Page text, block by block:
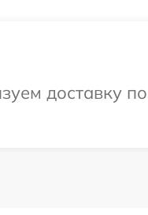
доставку